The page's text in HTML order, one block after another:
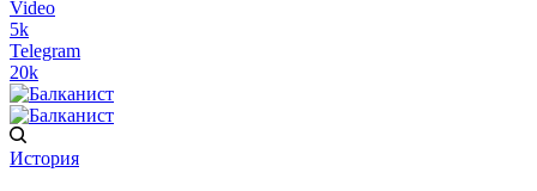
Video
5k
Telegram
20k
История